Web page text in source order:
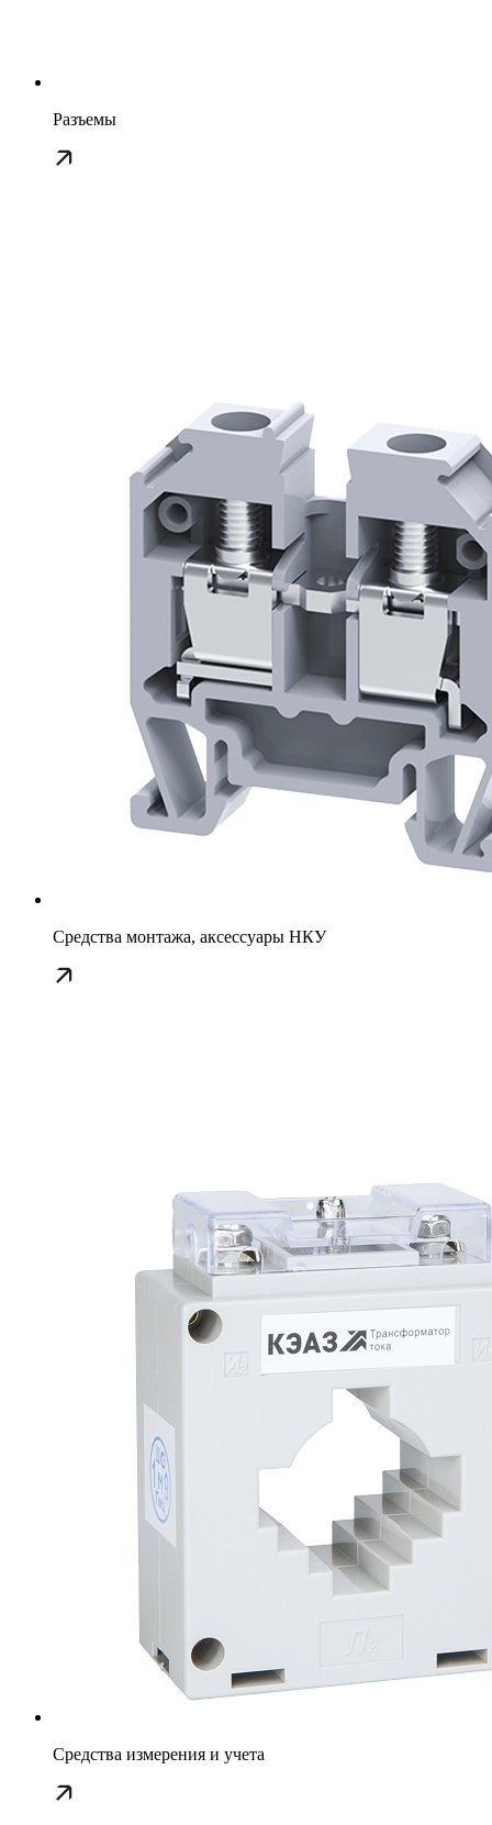
Разъемы
Средства монтажа, аксессуары НКУ
Средства измерения и учета